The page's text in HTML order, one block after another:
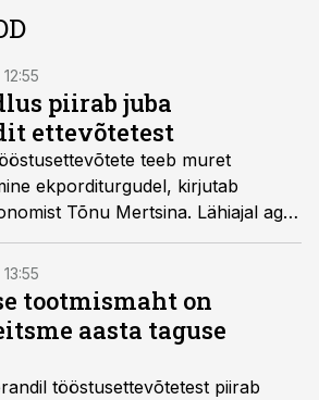
piirab juba
ettevõtetest
teeb muret
ekporditurgudel, kirjutab
Tõnu Mertsina. Lähiajal aga
ei näita.
tootmismaht on
aasta taguse
tööstusettevõtetest piirab